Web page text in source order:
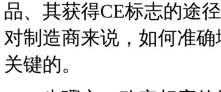
品、其获得CE标志的途
对制造商来说，如何准
关键的。